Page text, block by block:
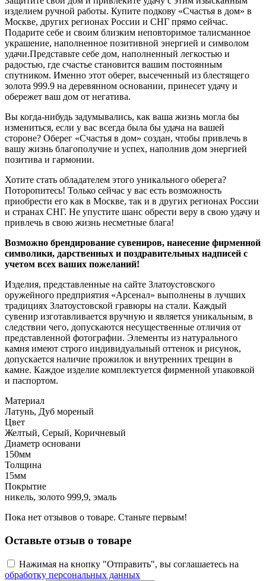
изделием ручной работы. Купите подкову «Счастья в дом» в
Москве, других регионах России и СНГ прямо сейчас.
Подарите себе и своим близким неповторимое талисманное
украшение, наполненное позитивной энергией и символом
удачи.Представьте себе дом, наполненный легкостью и
радостью, где счастье становится вашим постоянным
спутником. Именно этот оберег, высеченный из блестящего
золота 999.9 на деревянном основании, принесет удачу и
обережет ваш дом от негатива.
Вы когда-нибудь задумывались, как ваша жизнь могла бы
измениться, если у вас всегда была бы удача на вашей
стороне? Оберег «Счастья в дом» создан, чтобы привлечь в
вашу жизнь благополучие и успех, наполнив дом энергией
позитива и гармонии.
Хотите стать обладателем этого уникального оберега?
Поторопитесь! Только сейчас у вас есть возможность
приобрести его как в Москве, так и в других регионах России
и странах СНГ. Не упустите шанс обрести веру в свою удачу и
привлечь в свою жизнь несметные блага!
Возможно брендирование сувениров, нанесение фирменной
символики, дарственных и поздравительных надписей с
учетом всех ваших пожеланий!
Изделия, представленные на сайте Златоустовского
оружейного предприятия «Арсенал» выполнены в лучших
традициях Златоустовской гравюры на стали. Каждый
сувенир изготавливается вручную и является уникальным, в
следствии чего, допускаются несущественные отличия от
представленной фотографии. Элементы из натурального
камня имеют строго индивидуальный оттенок и рисунок,
допускается наличие прожилок и внутренних трещин в
камне. Каждое изделие комплектуется фирменной упаковкой
и паспортом.
Материал
Латунь, Дуб мореный
Цвет
Желтый, Серый, Коричневый
Диаметр основани
150мм
Толщина
15мм
Покрытие
никель, золото 999,9, эмаль
Пока нет отзывов о товаре. Станьте первым!
Оставьте отзыв о товаре
Нажимая на кнопку "Отправить", вы соглашаетесь на
обработку персональных данных